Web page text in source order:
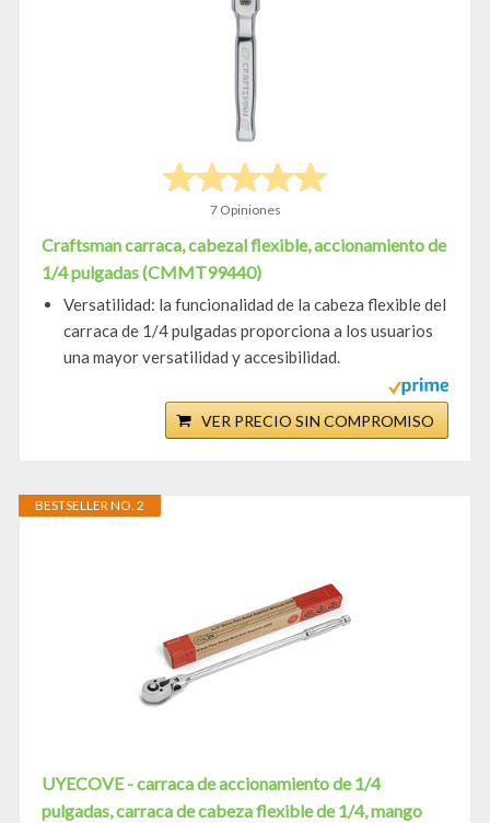
7 Opiniones
Craftsman carraca, cabezal flexible, accionamiento de
1/4 pulgadas (CMMT99440)
Versatilidad: la funcionalidad de la cabeza flexible del
carraca de 1/4 pulgadas proporciona a los usuarios
una mayor versatilidad y accesibilidad.
VER PRECIO SIN COMPROMISO
BESTSELLER NO. 2
UYECOVE - carraca de accionamiento de 1/4
pulgadas, carraca de cabeza flexible de 1/4, mango